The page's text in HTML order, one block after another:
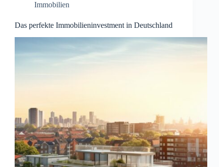
Immobilien
Das perfekte Immobilieninvestment in Deutschland